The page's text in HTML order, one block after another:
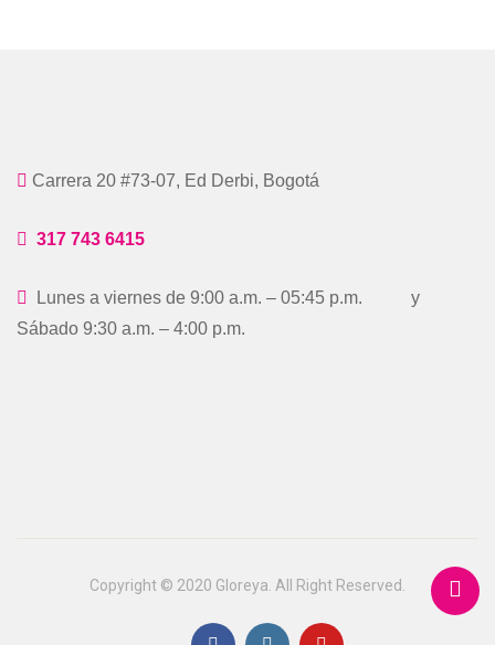
Carrera 20 #73-07, Ed Derbi, Bogotá
317 743 6415
Lunes a viernes de 9:00 a.m. – 05:45 p.m. y
Sábado 9:30 a.m. – 4:00 p.m.
Copyright © 2020 Gloreya. All Right Reserved.